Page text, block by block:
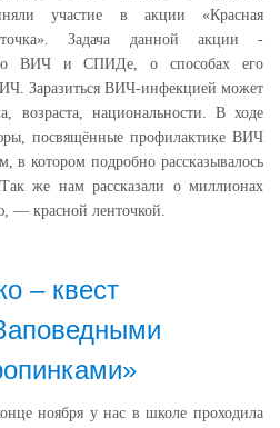
участие в акции «Красная
Задача данной акции -
о ВИЧ и СПИДе, о способах его
Заразиться ВИЧ-инфекцией может
возраста, национальности. В ходе
посвящённые профилактике ВИЧ
котором подробно рассказывалось
же нам рассказали о миллионах
— красной ленточкой.
– квест
ноября у нас в школе проходила